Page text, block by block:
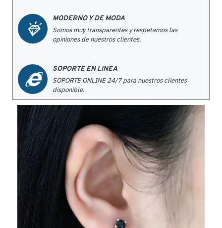
MODERNO Y DE MODA
Somos muy transparentes y respetamos las
opiniones de nuestros clientes.
SOPORTE EN LINEA
SOPORTE ONLINE 24/7 para nuestros clientes
disponible.